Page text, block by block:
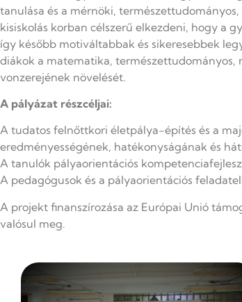
tanulása és a mérnöki,
kisiskolás korban célszerű elkezdeni, hogy a
így később motiváltabbak és sikeresebbek
diákok a matematika,
vonzerejének növelését.
A pályázat részcéljai:
A tudatos felnőttkori életpálya-építés és a
eredményességének, hatékonyságának és
A tanulók pályaorientációs
A pedagógusok és a pályaorientációs
A projekt finanszírozása az Európai Unió
valósul meg.